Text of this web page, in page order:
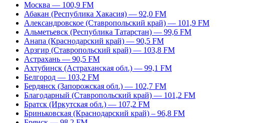
Москва — 100,9 FM
Абакан (Республика Хакасия) — 92,0 FM
Александровское (Ставропольский край) — 101,9 FM
Альметьевск (Республика Татарстан) — 99,6 FM
Анапа (Краснодарский край) — 90,5 FM
Арзгир (Ставропольский край) — 103,8 FM
Астрахань — 90,5 FM
Ахтубинск (Астраханская обл.) — 99,1 FM
Белгород — 103,2 FM
Бердянск (Запорожская обл.) — 102,7 FM
Благодарный (Ставропольский край) — 101,2 FM
Братск (Иркутская обл.) — 107,2 FM
Бриньковская (Краснодарский край) – 96,8 FM